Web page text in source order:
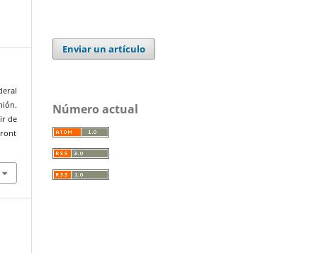
de
Enviar un artículo
Número actual